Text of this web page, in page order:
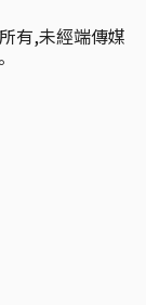
有,未經端傳媒